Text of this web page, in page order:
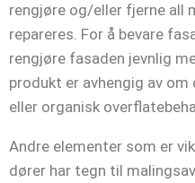
rengjøre og/eller fjerne all
repareres. For å bevare
rengjøre fasaden jevnlig
produkt er avhengig av
eller organisk
Andre elementer som er
dører har tegn til